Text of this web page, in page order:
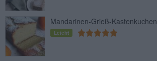
Mandarinen-Grieß-Kastenkuchen
Leicht